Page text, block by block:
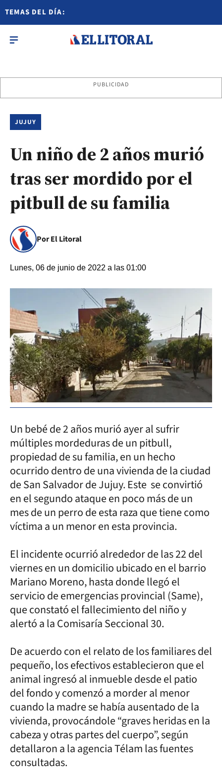
TEMAS DEL DÍA:
PUBLICIDAD
JUJUY
Un niño de 2 años murió
tras ser mordido por el
pitbull de su familia
Por El Litoral
Lunes, 06 de junio de 2022 a las 01:00
Un bebé de 2 años murió ayer al sufrir
múltiples mordeduras de un pitbull,
propiedad de su familia, en un hecho
ocurrido dentro de una vivienda de la ciudad
de San Salvador de Jujuy. Este se convirtió
en el segundo ataque en poco más de un
mes de un perro de esta raza que tiene como
víctima a un menor en esta provincia.
El incidente ocurrió alrededor de las 22 del
viernes en un domicilio ubicado en el barrio
Mariano Moreno, hasta donde llegó el
servicio de emergencias provincial (Same),
que constató el fallecimiento del niño y
alertó a la Comisaría Seccional 30.
De acuerdo con el relato de los familiares del
pequeño, los efectivos establecieron que el
animal ingresó al inmueble desde el patio
del fondo y comenzó a morder al menor
cuando la madre se había ausentado de la
vivienda, provocándole “graves heridas en la
cabeza y otras partes del cuerpo”, según
detallaron a la agencia Télam las fuentes
consultadas.